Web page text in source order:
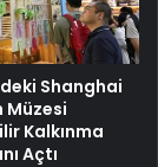
Shanghai
Müzesi
Kalkınma
Açtı